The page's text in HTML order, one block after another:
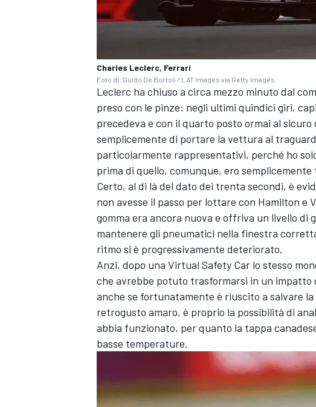
Charles Leclerc, Ferrari
Foto di: Guido De Bortoli / LAT Images via Getty Images
Leclerc ha chiuso a circa mezzo minuto dal
preso con le pinze: negli ultimi quindici giri,
precedeva e con il quarto posto ormai al
semplicemente di portare la vettura al
particolarmente rappresentativi, perché ho
prima di quello, comunque, ero semplicemente
Certo, al di là del dato dei trenta secondi, è
non avesse il passo per lottare con Hamilton e
gomma era ancora nuova e offriva un livello di
mantenere gli pneumatici nella finestra
ritmo si è progressivamente deteriorato.
Anzi, dopo una Virtual Safety Car lo stesso
che avrebbe potuto trasformarsi in un impatto
anche se fortunatamente è riuscito a salvare
retrogusto amaro, è proprio la possibilità di
abbia funzionato, per quanto la tappa
basse temperature.